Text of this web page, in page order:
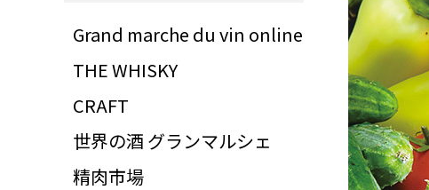
Grand marche du vin online
THE WHISKY
CRAFT
世界の酒 グランマルシェ
精肉市場